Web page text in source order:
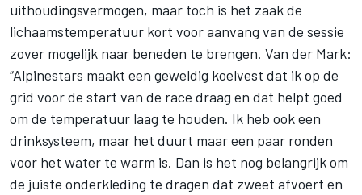
uithoudingsvermogen, maar toch is het zaak de
lichaamstemperatuur kort voor aanvang van de sessie
zover mogelijk naar beneden te brengen. Van der Mark:
“Alpinestars maakt een geweldig koelvest dat ik op de
grid voor de start van de race draag en dat helpt goed
om de temperatuur laag te houden. Ik heb ook een
drinksysteem, maar het duurt maar een paar ronden
voor het water te warm is. Dan is het nog belangrijk om
de juiste onderkleding te dragen dat zweet afvoert en